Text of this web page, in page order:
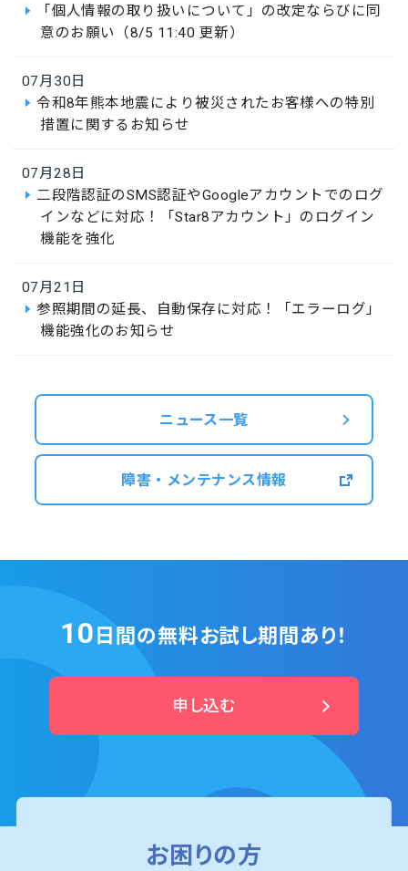
「個人情報の取り扱いについて」の改定ならびに同
意のお願い（8/5 11:40 更新）
07月30日
令和8年熊本地震により被災されたお客様への特別
措置に関するお知らせ
07月28日
二段階認証のSMS認証やGoogleアカウントでのログ
インなどに対応！「Star8アカウント」のログイン
機能を強化
07月21日
参照期間の延長、自動保存に対応！「エラーログ」
機能強化のお知らせ
ニュース一覧
障害・メンテナンス情報
10 日間の無料お試し期間あり！
申し込む
お困りの方